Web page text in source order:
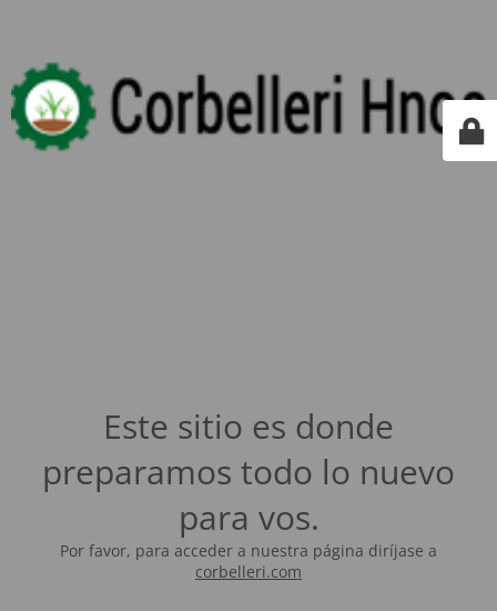
Este sitio es donde
preparamos todo lo nuevo
para vos.
Por favor, para acceder a nuestra página diríjase a
corbelleri.com